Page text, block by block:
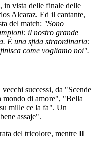
in vista delle finale delle
Alcaraz. Ed il cantante,
del match: "Sono
il nostro grande
È una sfida straordinaria:
come vogliamo noi".
successi, da "Scende
di amore", "Bella
mille ce la fa". Un
assaje".
del tricolore, mentre Il